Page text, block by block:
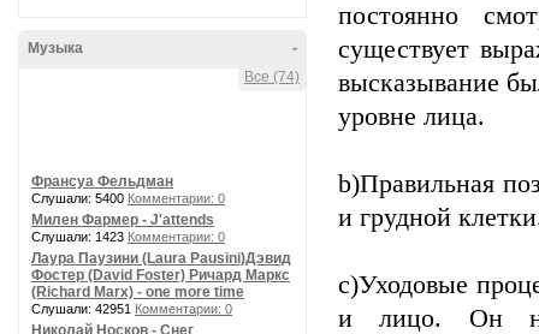
-
Музыка
Все (74)
Франсуа Фельдман
Слушали: 5400 Комментарии: 0
Милен Фармер - J'attends
Слушали: 1423 Комментарии: 0
Лаура Паузини (Laura Pausini)Дэвид
Фостер (David Foster) Ричард Маркс
(Richard Marx) - one more time
Слушали: 42951 Комментарии: 0
Николай Носков - Снег
постоянно
существует
высказывание
уровне лица.
b)Правильная
и грудной
c)Уходовые
и лицо. Он